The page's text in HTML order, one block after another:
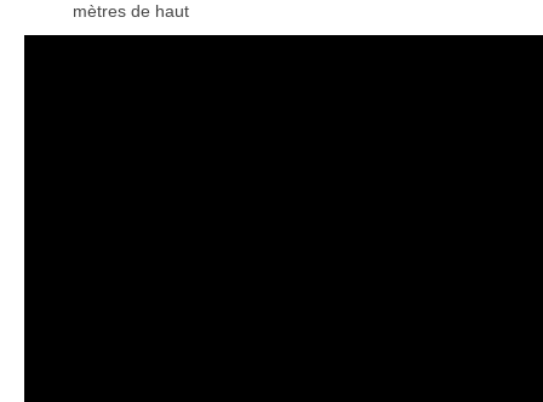
Archives des articles
mètres de haut